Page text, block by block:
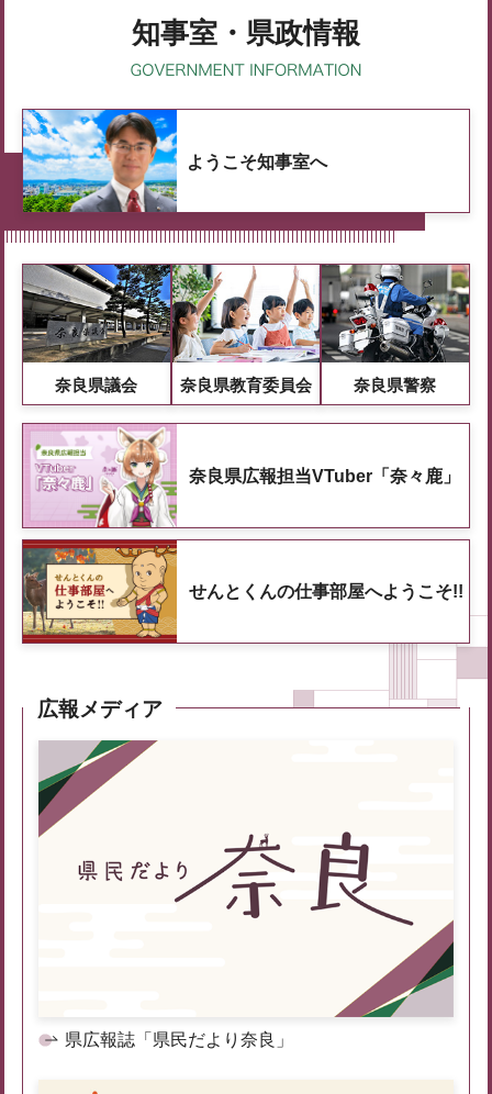
知事室・県政情報
ようこそ知事室へ
奈良県議会 奈良県教育委員会 奈良県警察
奈良県広報担当VTuber「奈々鹿」
せんとくんの仕事部屋へようこそ!!
広報メディア
県広報誌「県民だより奈良」